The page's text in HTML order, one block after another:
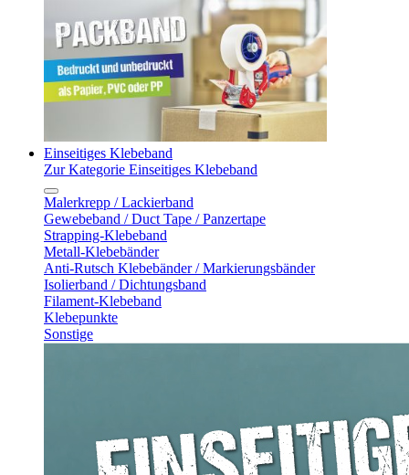
Einseitiges Klebeband
Zur Kategorie Einseitiges Klebeband
Malerkrepp / Lackierband
Gewebeband / Duct Tape / Panzertape
Strapping-Klebeband
Metall-Klebebänder
Anti-Rutsch Klebebänder / Markierungsbänder
Isolierband / Dichtungsband
Filament-Klebeband
Klebepunkte
Sonstige